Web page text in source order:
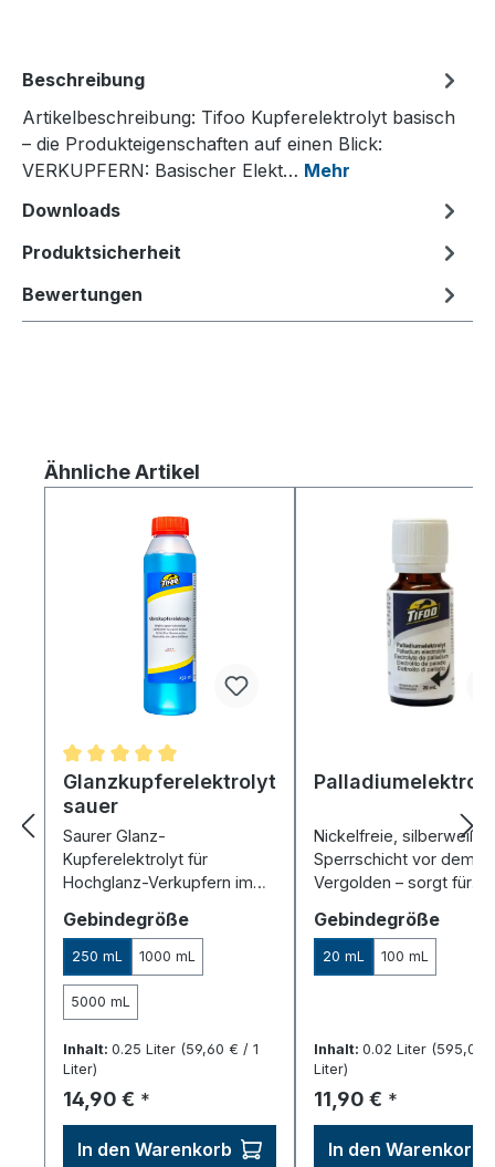
Beschreibung
Artikelbeschreibung: Tifoo Kupferelektrolyt basisch
– die Produkteigenschaften auf einen Blick:
VERKUPFERN: Basischer Elekt… Mehr
Downloads
Produktsicherheit
Bewertungen
Produktgalerie überspringen
Ähnliche Artikel
Durchschnittliche Bewertung von 5 von 5 Sternen
Glanzkupferelektrolyt
sauer
Saurer Glanz-
Kupferelektrolyt für
Hochglanz-Verkupfern im
Gebindegrößeauswählen
250 mL 1000 mL
5000 mL
Inhalt: 0.25 Liter (59,60 € / 1
Liter)
Regulärer Preis:
14,90 € *
In den Warenkorb
Nickelfreie, silberweiße
Sperrschicht vor dem
Vergolden – sorgt für
Ergebnisse.
Gebindegröße
20 mL 100 mL
Inhalt:0.02 Liter (595,00
Liter)
Regulärer Preis:
11,90 € *
In den Warenkorb